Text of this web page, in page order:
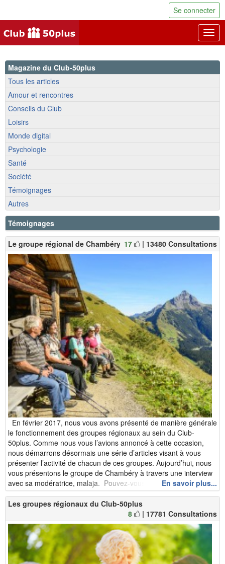
Se connecter
Magazine du Club-50plus
Tous les articles
Amour et rencontres
Conseils du Club
Loisirs
Monde digital
Psychologie
Santé
Société
Témoignages
Autres
Témoignages
Le groupe régional de Chambéry 17 | 13480 Consultations
En février 2017, nous vous avons présenté de manière générale
le fonctionnement des groupes régionaux au sein du Club-
50plus. Comme nous vous l’avions annoncé à cette occasion,
nous démarrons désormais une série d’articles visant à vous
présenter l’activité de chacun de ces groupes. Aujourd’hui, nous
vous présentons le groupe de Chambéry à travers une interview
avec sa modératrice, malaja. Pouvez-vous raconter en que...
En savoir plus...
Les groupes régionaux du Club-50plus
8
| 17781 Consultations